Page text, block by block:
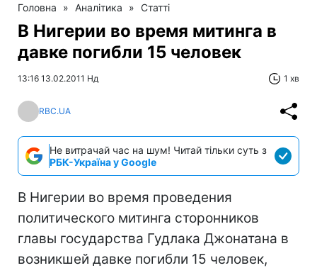
Головна » Аналітика » Статті
В Нигерии во время митинга в
давке погибли 15 человек
13:16 13.02.2011 Нд 1 хв
RBC.UA
Не витрачай час на шум! Читай тільки суть з
РБК-Україна у Google
В Нигерии во время проведения
политического митинга сторонников
главы государства Гудлака Джонатана в
возникшей давке погибли 15 человек,